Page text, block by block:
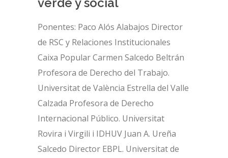
Ponentes: Paco Alós Alabajos Director
de RSC y Relaciones Institucionales
Caixa Popular Carmen Salcedo Beltrán
Profesora de Derecho del Trabajo.
Universitat de València Estrella del Valle
Calzada Profesora de Derecho
Internacional Público. Universitat
Rovira i Virgili i IDHUV Juan A. Ureña
Salcedo Director EBPL. Universitat de